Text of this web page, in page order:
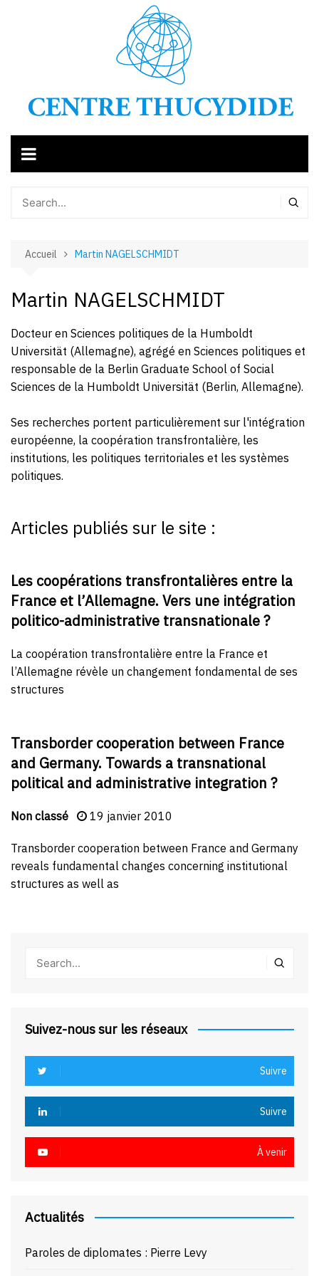
Accueil Martin NAGELSCHMIDT
Martin NAGELSCHMIDT
Docteur en Sciences politiques de la Humboldt
Universität (Allemagne), agrégé en Sciences politiques et
responsable de la Berlin Graduate School of Social
Sciences de la Humboldt Universität (Berlin, Allemagne).
Ses recherches portent particulièrement sur l'intégration
européenne, la coopération transfrontalière, les
institutions, les politiques territoriales et les systèmes
politiques.
Articles publiés sur le site :
Les coopérations transfrontalières entre la
France et l’Allemagne. Vers une intégration
politico-administrative transnationale ?
La coopération transfrontalière entre la France et
l’Allemagne révèle un changement fondamental de ses
structures
Transborder cooperation between France
and Germany. Towards a transnational
political and administrative integration ?
Non classé 19 janvier 2010
Transborder cooperation between France and Germany
reveals fundamental changes concerning institutional
structures as well as
Suivez-nous sur les réseaux
Suivre
Suivre
À venir
Actualités
Paroles de diplomates : Pierre Levy